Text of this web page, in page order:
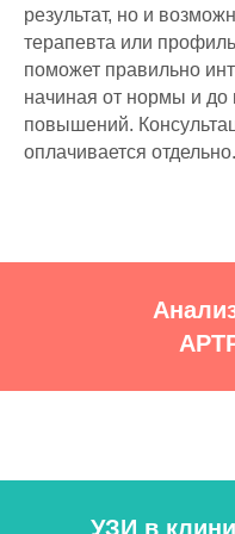
результат, но и
терапевта или
поможет правильно
начиная от нормы и до
повышений.
оплачивается отдельно.
УЗИ в